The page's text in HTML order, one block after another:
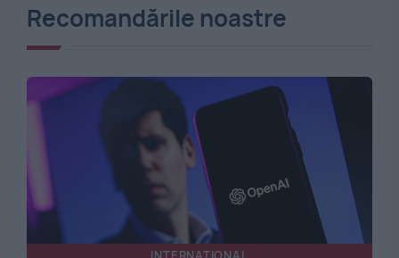
Recomandările noastre